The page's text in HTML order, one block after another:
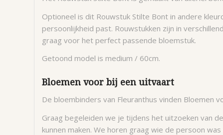
Optioneel is dit Rouwstuk Stilte Bont in andere
persoonlijkheid past. Rouwstukken zijn in
graag voor het perfect passende bloemstuk.
Getoond model is medium / 60cm.
Bloemen voor bij een uitvaart
De bloembinders van Fleuranthus vinden Bloemen
Graag begeleiden we je tijdens het uitzoeken van
kunnen maken. We horen graag wie de persoon